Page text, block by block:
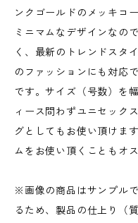
ンクゴールドのメッキコ
ミニマムなデザインなの
く、最新のトレンドスタ
のファッションにも対応
です。サイズ（号数）を
ィース問わずユニセック
グとしてもお使い頂けま
ムをお使い頂くこともオス
※画像の商品はサンプル
るため、製品の仕上り（